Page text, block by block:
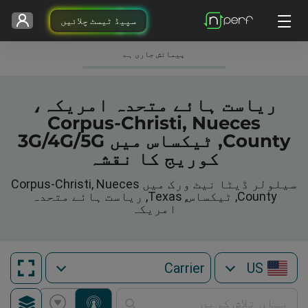
سپیڈ ٹیسٹ چلائیں
پیمائش جاری ہے
ریاست ہائے متحدہ امریکہ،
Corpus-Christi, Nueces
County, ٹیکساس میں 3G/4G/5G
کوریج کا نقشہ
سیلولر ڈیٹا نیٹ ورک میں Corpus-Christi, Nueces
County, ٹیکساس, Texas, ریاست ہائے متحدہ
امریکہ
US